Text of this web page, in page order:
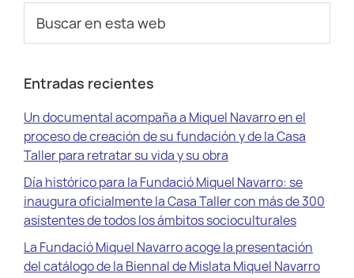
Barra
lateral
en
esta
Entradas recientes
Un documental acompaña a Miquel Navarro en el
proceso de creación de su fundación y de la Casa
Taller para retratar su vida y su obra
Día histórico para la Fundació Miquel Navarro: se
inaugura oficialmente la Casa Taller con más de 300
asistentes de todos los ámbitos socioculturales
La Fundació Miquel Navarro acoge la presentación
del catálogo de la Biennal de Mislata Miquel Navarro